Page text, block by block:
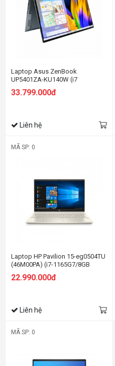
Laptop Asus ZenBook
UP5401ZA-KU140W (i7
4K Oled Cảm
33.799.000đ
Liên hệ
MÃ SP: 0
Laptop HP Pavilion 15-eg0504TU
(46M00PA) (i7-1165G7/8GB
RAM/512GB SSD/15.6
FHD/Win11/Vàng)
22.990.000đ
Liên hệ
MÃ SP: 0